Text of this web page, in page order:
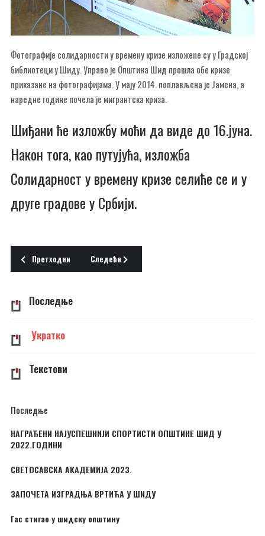
Фотографије солидарности у времену кризе изложене су у Градској
библиотеци у Шиду. Управо је Општина Шид прошла обе кризе
приказане на фотографијама. У мају 2014. поплављена је Јамена, а
наредне године почела је мигрантска криза.
Шиђани ће изложбу моћи да виде до 16.јуна.
Након тога, као путујућа, изложба
Солидарност у времену кризе селиће се и у
друге градове у Србији.
Претходни чланак: Сачувајмо културу Шида
Претходни Следећи чланак: Јамена три године после
Следећи
Последње
Укратко
Текстови
Последње
НАГРАЂЕНИ НАЈУСПЕШНИЈИ СПОРТИСТИ ОПШТИНЕ ШИД У
2022.ГОДИНИ
СВЕТОСАВСКА АКАДЕМИЈА 2023.
ЗАПОЧЕТА ИЗГРАДЊА ВРТИЋА У ШИДУ
Гас стигао у шидску општину